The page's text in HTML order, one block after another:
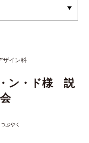
ザイン科
ン・ド様 説
つぶやく